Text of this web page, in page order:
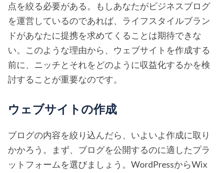
点を絞る必要がある。もしあなたがビジネスブログ
を運営しているのであれば、ライフスタイルブラン
ドがあなたに提携を求めてくることは期待できな
い。このような理由から、ウェブサイトを作成する
前に、ニッチとそれをどのように収益化するかを検
討することが重要なのです。
ウェブサイトの作成
ブログの内容を絞り込んだら、いよいよ作成に取り
かかろう。まず、ブログを公開するのに適したプラ
ットフォームを選びましょう。WordPressからWix